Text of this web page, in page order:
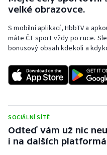
velké obrazovce.
S mobilní aplikací, HbbTV a
máte ČT sport vždy po ruce.
bonusový obsah kdekoli a
SOCIÁLNÍ SÍTĚ
Odteď vám už nic
i na dalších